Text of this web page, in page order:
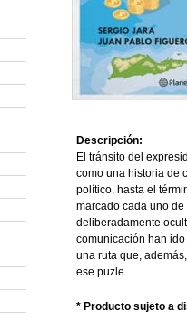
Descripción:
El tránsito del
como una historia de
político, hasta el
marcado cada uno
deliberadamente
comunicación han
una ruta que,
ese puzle.
* Producto sujeto a